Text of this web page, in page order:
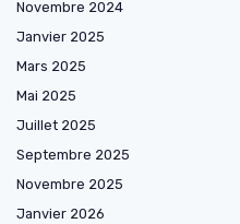
Novembre 2024
Janvier 2025
Mars 2025
Mai 2025
Juillet 2025
Septembre 2025
Novembre 2025
Janvier 2026